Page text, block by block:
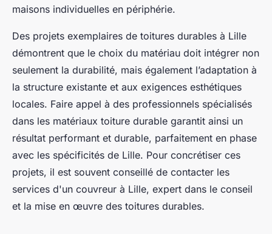
maisons individuelles en périphérie.
Des projets exemplaires de toitures durables à Lille
démontrent que le choix du matériau doit intégrer non
seulement la durabilité, mais également l’adaptation à
la structure existante et aux exigences esthétiques
locales. Faire appel à des professionnels spécialisés
dans les matériaux toiture durable garantit ainsi un
résultat performant et durable, parfaitement en phase
avec les spécificités de Lille. Pour concrétiser ces
projets, il est souvent conseillé de contacter les
services d'un couvreur à Lille, expert dans le conseil
et la mise en œuvre des toitures durables.